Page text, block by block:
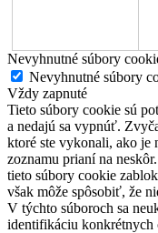
Nevyhnutné súbory
Nevyhnutné súbory
Vždy zapnuté
Tieto súbory cookie sú
a nedajú sa vypnúť.
ktoré ste vykonali, ako je
zoznamu prianí na
tieto súbory cookie
však môže spôsobiť, že
V týchto súboroch sa
identifikáciu konkrétnych